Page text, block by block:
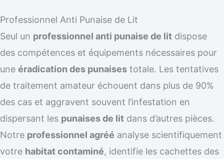
Professionnel Anti Punaise de Lit
Seul un professionnel anti punaise de lit dispose
des compétences et équipements nécessaires pour
une éradication des punaises totale. Les tentatives
de traitement amateur échouent dans plus de 90%
des cas et aggravent souvent l’infestation en
dispersant les punaises de lit dans d’autres pièces.
Notre professionnel agréé analyse scientifiquement
votre habitat contaminé, identifie les cachettes des